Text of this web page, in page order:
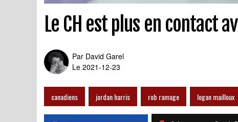
Le CH est plus en contact
Par David Garel
Le 2021-12-23
canadiens jordan harris rob ramage logan mailloux